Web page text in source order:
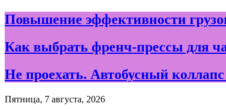
Skip
to
Повышение эффективности
Как выбрать френч-прессы для
Не проехать. Автобусный коллапс
Пятница, 7 августа, 2026